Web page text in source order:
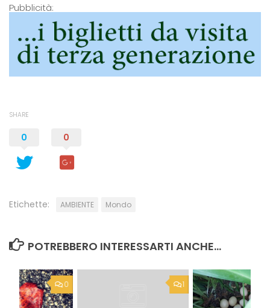
Pubblicità:
SHARE
0 0
Etichette: AMBIENTE Mondo
POTREBBERO INTERESSARTI ANCHE...
1
0